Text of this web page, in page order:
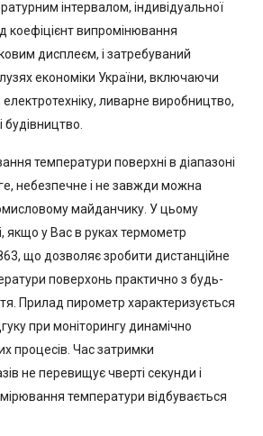
інтервалом, індивідуальної
коефіцієнт випромінювання
дисплеєм, і затребуваний
економіки України, включаючи
ливарне виробництво,
температури поверхні в діапазоні
небезпечне і не завжди можна
майданчику. У цьому
якщо у Вас в руках термометр
що дозволяє зробити дистанційне
поверхонь практично з будь-
Прилад пирометр характеризується
при моніторингу динамічно
процесів. Час затримки
не перевищує чверті секунди і
температури відбувається